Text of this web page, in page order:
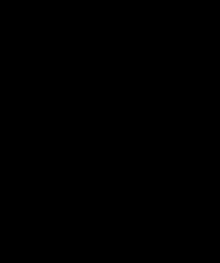
фото и выбрала
четкое, как на